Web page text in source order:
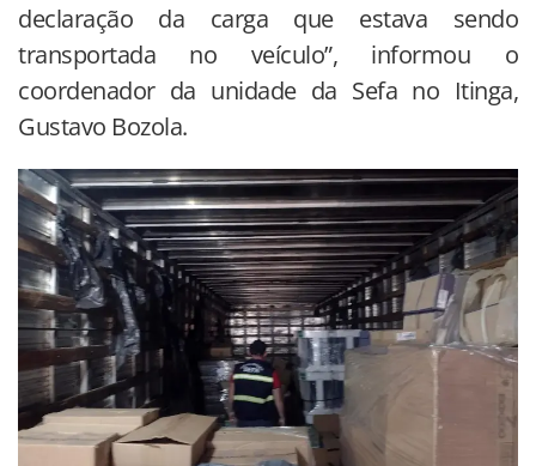
declaração da carga que estava sendo
transportada no veículo”, informou o
coordenador da unidade da Sefa no Itinga,
Gustavo Bozola.